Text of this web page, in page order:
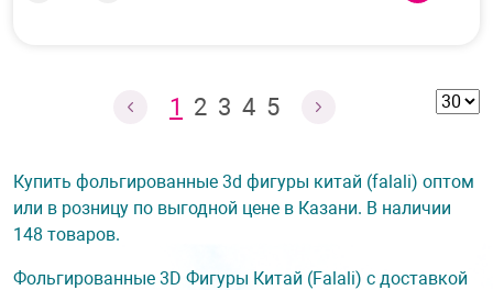
1 2 3 4 5
Купить фольгированные 3d фигуры китай (falali) оптом
или в розницу по выгодной цене в Казани. В наличии
148 товаров.
Фольгированные 3D Фигуры Китай (Falali) с доставкой